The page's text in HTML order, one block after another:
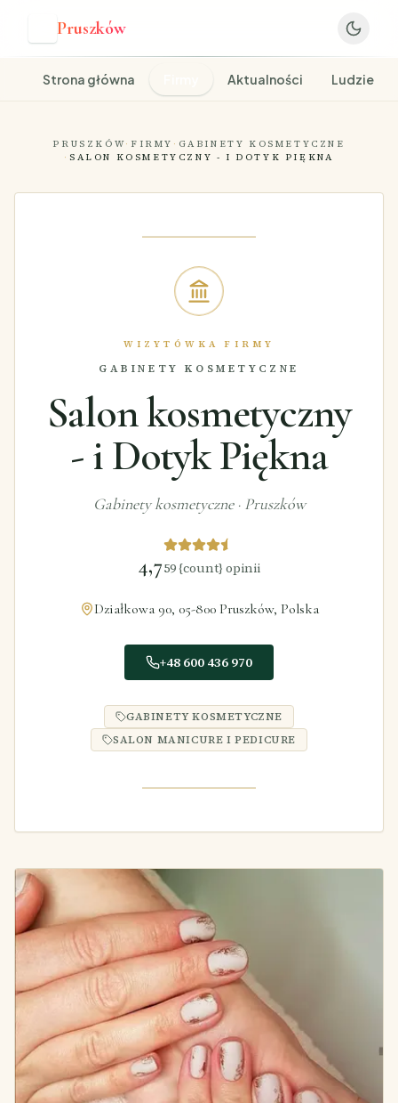
Pruszków
Strona główna Aktualności Ludzie
PRUSZKÓW· FIRMY · GABINETY KOSMETYCZNE
·SALON KOSMETYCZNY - I DOTYK PIĘKNA
WIZYTÓWKA FIRMY
GABINETY KOSMETYCZNE
Salon kosmetyczny
- i Dotyk Piękna
Gabinety kosmetyczne· Pruszków
4,759 {count} opinii
Działkowa 90, 05-800 Pruszków, Polska
+48 600 436 970
GABINETY KOSMETYCZNE
SALON MANICURE I PEDICURE